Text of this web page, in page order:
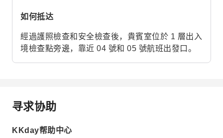
如何抵达
經過護照檢查和安全檢查後，貴賓室位於 1 層出入
境檢查點旁邊，靠近 04 號和 05 號航班出發口。
寻求协助
KKday帮助中心